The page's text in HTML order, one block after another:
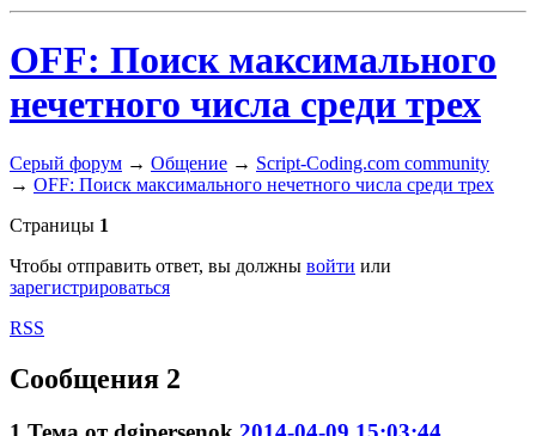
OFF: Поиск максимального
нечетного числа среди трех
Серый форум → Общение → Script-Coding.com community
→ OFF: Поиск максимального нечетного числа среди трех
Страницы 1
Чтобы отправить ответ, вы должны войти или
зарегистрироваться
RSS
Сообщения 2